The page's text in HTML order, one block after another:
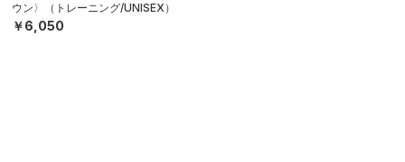
ウン〉（トレーニング/UNISEX）
￥6,050